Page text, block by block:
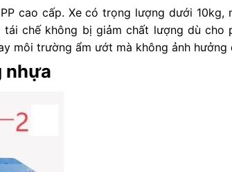
cao cấp. Xe có trọng lượng dưới 10kg,
chế không bị giảm chất lượng dù cho
môi trường ẩm ướt mà không ảnh hưởng
nhựa